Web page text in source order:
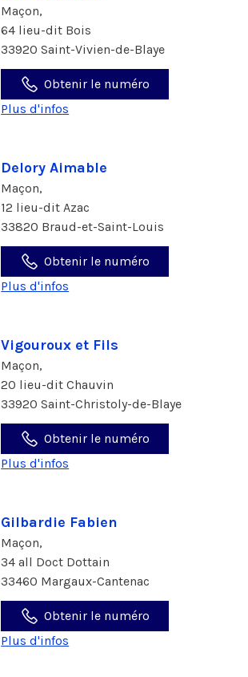
Maçon,
64 lieu-dit Bois
33920 Saint-Vivien-de-Blaye
Obtenir le numéro
Plus d'infos
Delory Aimable
Maçon,
12 lieu-dit Azac
33820 Braud-et-Saint-Louis
Obtenir le numéro
Plus d'infos
Vigouroux et Fils
Maçon,
20 lieu-dit Chauvin
33920 Saint-Christoly-de-Blaye
Obtenir le numéro
Plus d'infos
Gilbardie Fabien
Maçon,
34 all Doct Dottain
33460 Margaux-Cantenac
Obtenir le numéro
Plus d'infos